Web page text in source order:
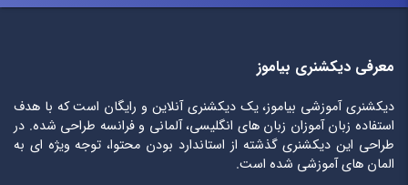
معرفی دیکشنری بیاموز
دیکشنری آموزشی بیاموز، یک دیکشنری آنلاین و رایگان است که با هدف
استفاده زبان آموزان زبان های انگلیسی، آلمانی و فرانسه طراحی شده. در
طراحی این دیکشنری گذشته از استاندارد بودن محتوا، توجه ویژه ای به
المان های آموزشی شده است.